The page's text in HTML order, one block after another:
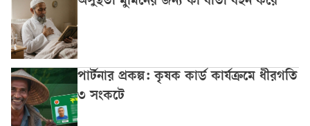
পার্টনার প্রকল্প: কৃষক কার্ড কার্যক্রমে ধীরগতি
৩ সংকটে